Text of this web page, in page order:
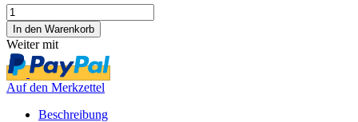
Weiter mit
Auf den Merkzettel
Beschreibung